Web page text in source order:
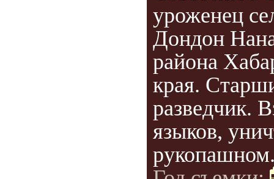
уроженец
Дондон
района
края.
разведчик.
языков,